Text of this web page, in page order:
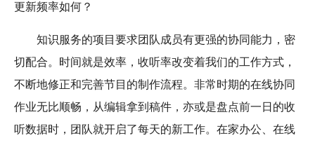
更新频率如何？
知识服务的项目要求团队成员有更强的协同能力，密
切配合。时间就是效率，收听率改变着我们的工作方式，
不断地修正和完善节目的制作流程。非常时期的在线协同
作业无比顺畅，从编辑拿到稿件，亦或是盘点前一日的收
听数据时，团队就开启了每天的新工作。在家办公、在线